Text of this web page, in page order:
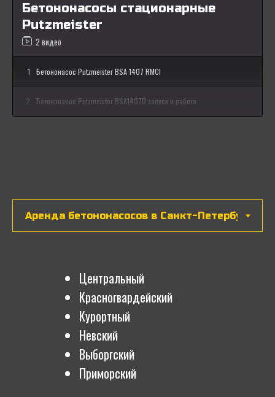
Бетононасосы стационарные
Putzmeister
2 видео
1 Бетононасос Putzmeister BSA 1407 RMC!
2 Бетононасос Putzmeister BSA1407D запуск и работа
Центральный
Красногвардейский
Курортный
Невский
Выборгский
Приморский